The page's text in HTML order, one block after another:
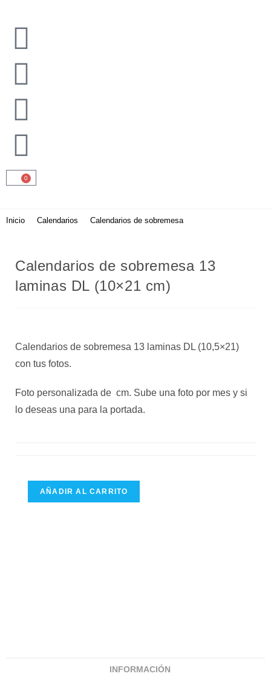
0
Inicio Calendarios Calendarios de sobremesa
Calendarios de sobremesa 13
laminas DL (10×21 cm)
Calendarios de sobremesa 13 laminas DL (10,5×21)
con tus fotos.
Foto personalizada de cm. Sube una foto por mes y si
lo deseas una para la portada.
AÑADIR AL CARRITO
INFORMACIÓN